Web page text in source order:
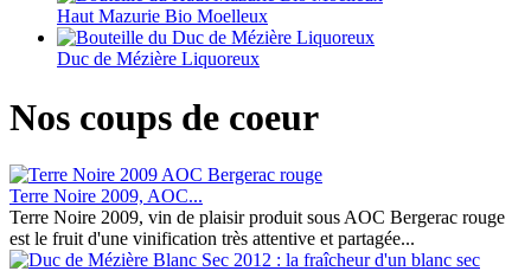
Haut Mazurie Bio Moelleux
Duc de Mézière Liquoreux
Nos coups de coeur
Terre Noire 2009, AOC...
Terre Noire 2009, vin de plaisir produit sous AOC Bergerac rouge
est le fruit d'une vinification très attentive et partagée...